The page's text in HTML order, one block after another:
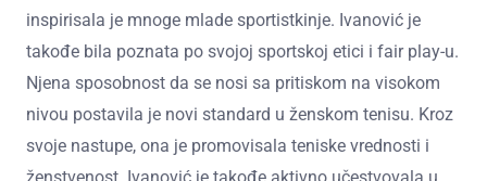
inspirisala je mnoge mlade sportistkinje. Ivanović je
takođe bila poznata po svojoj sportskoj etici i fair play-u.
Njena sposobnost da se nosi sa pritiskom na visokom
nivou postavila je novi standard u ženskom tenisu. Kroz
svoje nastupe, ona je promovisala teniske vrednosti i
ženstvenost. Ivanović je takođe aktivno učestvovala u